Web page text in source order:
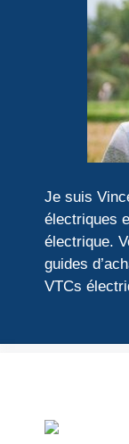
Je suis
électriques
électrique.
guides
VTCs